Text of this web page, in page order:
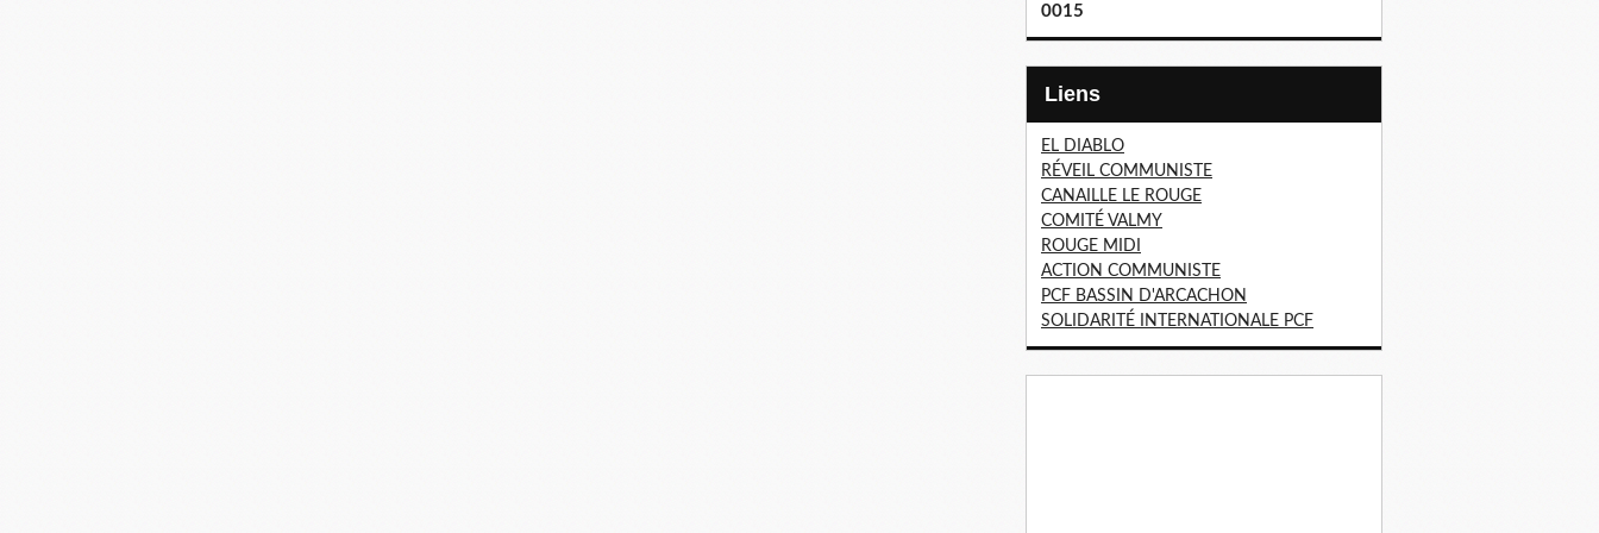
0015
Liens
EL DIABLO
RÉVEIL COMMUNISTE
CANAILLE LE ROUGE
COMITÉ VALMY
ROUGE MIDI
ACTION COMMUNISTE
PCF BASSIN D'ARCACHON
SOLIDARITÉ INTERNATIONALE PCF